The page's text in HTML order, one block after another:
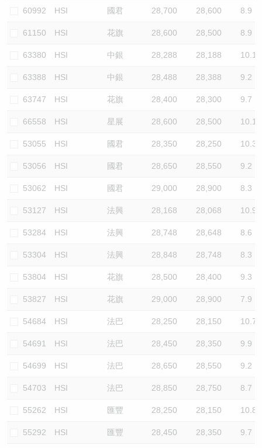
60992 HSI 國君 28,700 28,600 8.9
61150 HSI 花旗 28,600 28,500 8.9
63380 HSI 中銀 28,288 28,188 10.1
63388 HSI 中銀 28,488 28,388 9.2
63747 HSI 花旗 28,400 28,300 9.7
66558 HSI 星展 28,600 28,500 10.1
53055 HSI 國君 28,350 28,250 10.3
53056 HSI 國君 28,650 28,550 9.2
53062 HSI 國君 29,000 28,900 8.3
53127 HSI 法興 28,168 28,068 10.9
53284 HSI 法興 28,748 28,648 8.6
53304 HSI 法興 28,848 28,748 8.3
53804 HSI 花旗 28,500 28,400 9.3
53827 HSI 花旗 29,000 28,900 7.9
54684 HSI 法巴 28,250 28,150 10.7
54691 HSI 法巴 28,450 28,350 9.9
54699 HSI 法巴 28,650 28,550 9.2
54703 HSI 法巴 28,850 28,750 8.7
55262 HSI 匯豐 28,250 28,150 10.8
55292 HSI 匯豐 28,450 28,350 9.7